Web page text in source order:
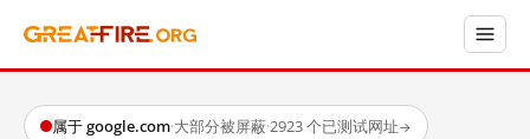
属于 google.com·大部分被屏蔽·2923 个已测试网址→